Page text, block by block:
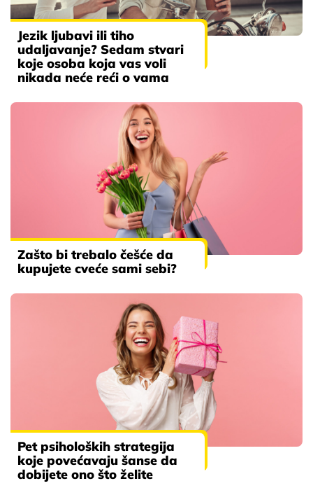
Jezik ljubavi ili tiho
udaljavanje? Sedam stvari
koje osoba koja vas voli
nikada neće reći o vama
Zašto bi trebalo češće da
kupujete cveće sami sebi?
Pet psiholoških strategija
koje povećavaju šanse da
dobijete ono što želite